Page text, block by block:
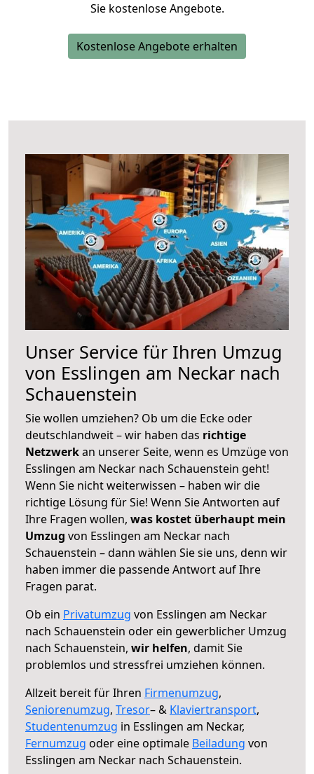
Sie kostenlose Angebote.
Kostenlose Angebote erhalten
Unser Service für Ihren Umzug
von Esslingen am Neckar nach
Schauenstein
Sie wollen umziehen? Ob um die Ecke oder
deutschlandweit – wir haben das richtige
Netzwerkan unserer Seite, wenn es Umzüge von
Esslingen am Neckar nach Schauenstein geht!
Wenn Sie nicht weiterwissen – haben wir die
richtige Lösung für Sie! Wenn Sie Antworten auf
Ihre Fragen wollen, was kostet überhaupt mein
Umzug von Esslingen am Neckar nach
Schauenstein – dann wählen Sie sie uns, denn wir
haben immer die passende Antwort auf Ihre
Fragen parat.
Ob ein Privatumzug von Esslingen am Neckar
nach Schauenstein oder ein gewerblicher Umzug
nach Schauenstein, wir helfen, damit Sie
problemlos und stressfrei umziehen können.
Allzeit bereit für Ihren Firmenumzug,
Seniorenumzug, Tresor– & Klaviertransport,
Studentenumzug in Esslingen am Neckar,
Fernumzug oder eine optimale Beiladung von
Esslingen am Neckar nach Schauenstein.